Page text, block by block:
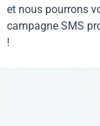
et nous pourrons
campagne SMS
!